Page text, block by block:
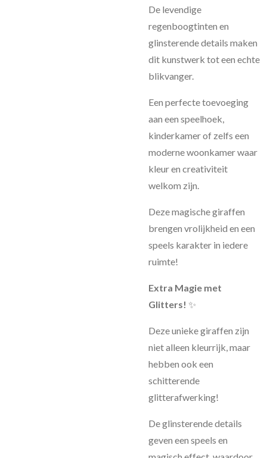
De levendige
regenboogtinten en
glinsterende details maken
dit kunstwerk tot een echte
blikvanger.
Een perfecte toevoeging
aan een speelhoek,
kinderkamer of zelfs een
moderne woonkamer waar
kleur en creativiteit
welkom zijn.
Deze magische giraffen
brengen vrolijkheid en een
speels karakter in iedere
ruimte!
Extra Magie met
Glitters! ✨
Deze unieke giraffen zijn
niet alleen kleurrijk, maar
hebben ook een
schitterende
glitterafwerking!
De glinsterende details
geven een speels en